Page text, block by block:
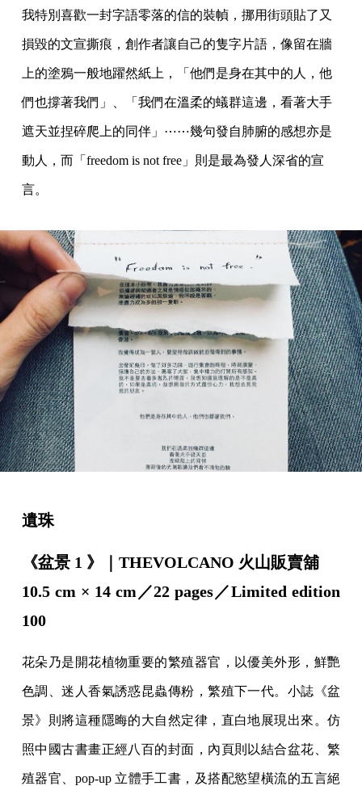
我特別喜歡一封字語零落的信的裝幀，挪用街頭貼了又
損毀的文宣撕痕，創作者讓自己的隻字片語，像留在牆
上的塗鴉一般地躍然紙上，「他們是身在其中的人，他
們也撐著我們」、「我們在溫柔的蟻群這邊，看著大手
遮天並捏碎爬上的同伴」⋯⋯幾句發自肺腑的感想亦是
動人，而「freedom is not free」則是最為發人深省的宣
言。
遺珠
《盆景 1 》｜THEVOLCANO 火山販賣舖
10.5 cm × 14 cm／22 pages／Limited edition
100
花朵乃是開花植物重要的繁殖器官，以優美外形，鮮艷
色調、迷人香氣誘惑昆蟲傳粉，繁殖下一代。小誌《盆
景》則將這種隱晦的大自然定律，直白地展現出來。仿
照中國古書畫正經八百的封面，內頁則以結合盆花、繁
殖器官、pop-up 立體手工書，及搭配慾望橫流的五言絕